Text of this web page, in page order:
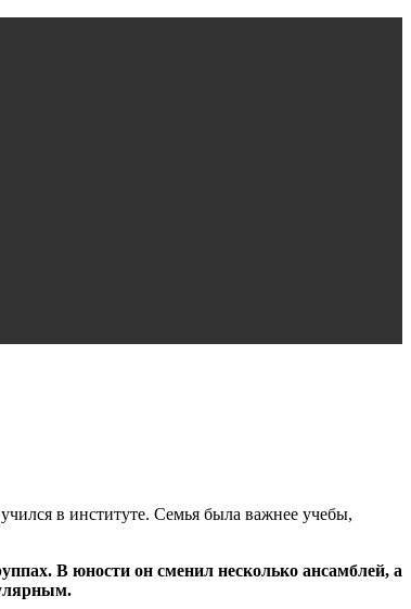
в институте. Семья была важнее учебы,
В юности он сменил несколько ансамблей, а